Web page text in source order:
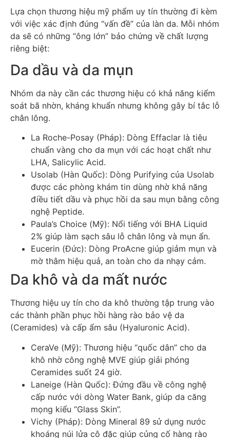
Lựa chọn thương hiệu mỹ phẩm uy tín thường đi kèm
với việc xác định đúng “vấn đề” của làn da. Mỗi nhóm
da sẽ có những “ông lớn” bảo chứng về chất lượng
riêng biệt:
Da dầu và da mụn
Nhóm da này cần các thương hiệu có khả năng kiểm
soát bã nhờn, kháng khuẩn nhưng không gây bí tắc lỗ
chân lông.
La Roche-Posay (Pháp): Dòng Effaclar là tiêu
chuẩn vàng cho da mụn với các hoạt chất như
LHA, Salicylic Acid.
Usolab (Hàn Quốc): Dòng Purifying của Usolab
được các phòng khám tin dùng nhờ khả năng
điều tiết dầu và phục hồi da sau mụn bằng công
nghệ Peptide.
Paula’s Choice (Mỹ): Nổi tiếng với BHA Liquid
2% giúp làm sạch sâu lỗ chân lông và mụn ẩn.
Eucerin (Đức): Dòng ProAcne giúp giảm mụn và
mờ thâm hiệu quả, an toàn cho da nhạy cảm.
Da khô và da mất nước
Thương hiệu uy tín cho da khô thường tập trung vào
các thành phần phục hồi hàng rào bảo vệ da
(Ceramides) và cấp ẩm sâu (Hyaluronic Acid).
CeraVe (Mỹ): Thương hiệu “quốc dân” cho da
khô nhờ công nghệ MVE giúp giải phóng
Ceramides suốt 24 giờ.
Laneige (Hàn Quốc): Đứng đầu về công nghệ
cấp nước với dòng Water Bank, giúp da căng
mọng kiểu “Glass Skin”.
Vichy (Pháp): Dòng Mineral 89 sử dụng nước
khoáng núi lửa cô đặc giúp củng cố hàng rào